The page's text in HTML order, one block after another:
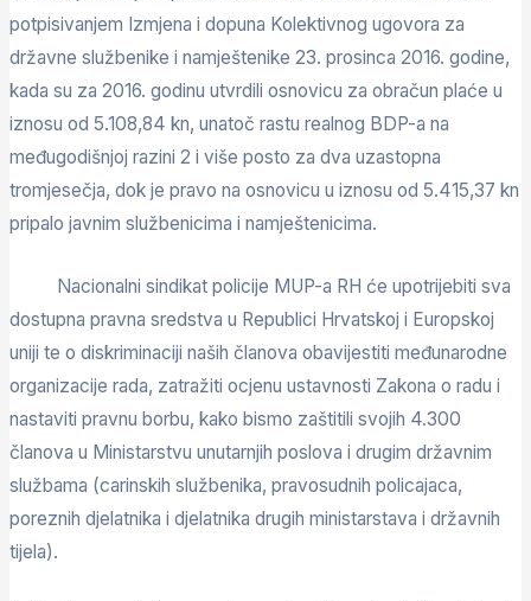
potpisivanjem Izmjena i dopuna Kolektivnog ugovora za
državne službenike i namještenike 23. prosinca 2016. godine,
kada su za 2016. godinu utvrdili osnovicu za obračun plaće u
iznosu od 5.108,84 kn, unatoč rastu realnog BDP-a na
međugodišnjoj razini 2 i više posto za dva uzastopna
tromjesečja, dok je pravo na osnovicu u iznosu od 5.415,37 kn
pripalo javnim službenicima i namještenicima.
Nacionalni sindikat policije MUP-a RH će upotrijebiti sva
dostupna pravna sredstva u Republici Hrvatskoj i Europskoj
uniji te o diskriminaciji naših članova obavijestiti međunarodne
organizacije rada, zatražiti ocjenu ustavnosti Zakona o radu i
nastaviti pravnu borbu, kako bismo zaštitili svojih 4.300
članova u Ministarstvu unutarnjih poslova i drugim državnim
službama (carinskih službenika, pravosudnih policajaca,
poreznih djelatnika i djelatnika drugih ministarstava i državnih
tijela).